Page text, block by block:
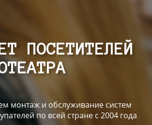
ПОСЕТИТЕЛЕЙ
монтаж и обслуживание систем
по всей стране с 2004 года